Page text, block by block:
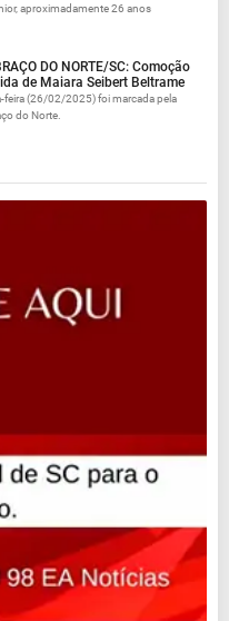
aproximadamente 26 anos
DO NORTE/SC: Comoção
de Maiara Seibert Beltrame
feira (26/02/2025) foi marcada pela
do Norte.